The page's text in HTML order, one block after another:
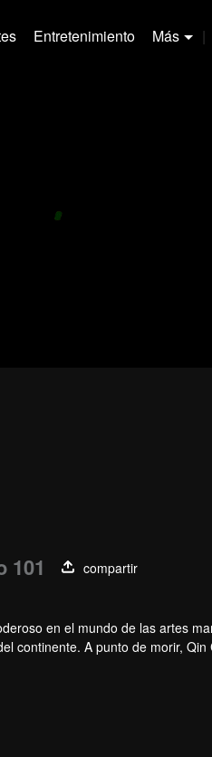
Entretenimiento Más |
101
compartir
en el mundo de las artes
continente. A punto de morir,